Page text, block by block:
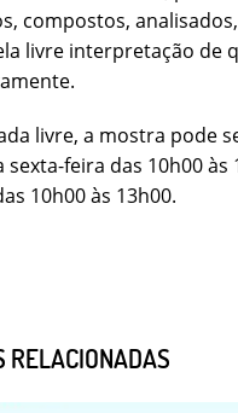
compostos,
livre interpretação de
livre, a mostra pode
sexta-feira das 10h00 às
10h00 às 13h00.
RELACIONADAS